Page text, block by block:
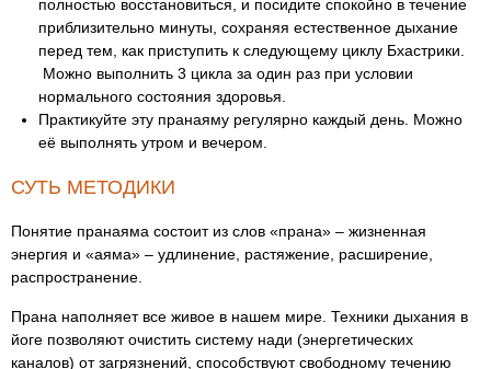
полностью восстановиться, и посидите спокойно в течение
приблизительно минуты, сохраняя естественное дыхание
перед тем, как приступить к следующему циклу Бхастрики.
Можно выполнить 3 цикла за один раз при условии
нормального состояния здоровья.
Практикуйте эту пранаяму регулярно каждый день. Можно
её выполнять утром и вечером.
СУТЬ МЕТОДИКИ
Понятие пранаяма состоит из слов «прана» – жизненная
энергия и «аяма» – удлинение, растяжение, расширение,
распространение.
Прана наполняет все живое в нашем мире. Техники дыхания в
йоге позволяют очистить систему нади (энергетических
каналов) от загрязнений, способствуют свободному течению